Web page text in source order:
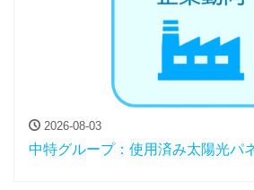
2026-08-03
中特グループ：使用済み太陽光パ